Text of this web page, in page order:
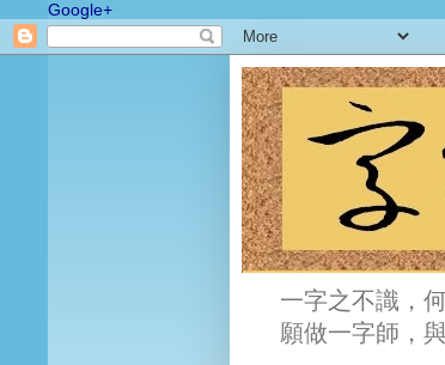
Google+
一字之不識，
願做一字師，